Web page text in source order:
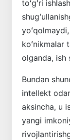
toʻgʻri
koʻnikmalar
olganda, ish
Bundan
intellekt
aksincha, u
yangi